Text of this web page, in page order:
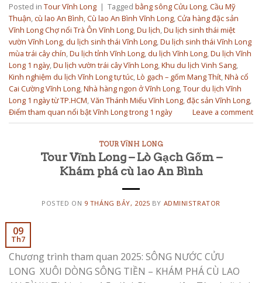
Posted in Tour Vĩnh Long | Tagged bằng sông Cửu Long,Cầu Mỹ
Thuận,cù lao An Bình,Cù lao An Bình Vĩnh Long,Cửa hàng đặc sản
Vĩnh Long Chợ nổi Trà Ôn Vĩnh Long,Du lịch,Du lịch sinh thái miệt
vườn Vĩnh Long, du lịch sinh thái Vĩnh Long,Du lịch sinh thái Vĩnh Long
mùa trái cây chín,Du lịch tỉnh Vĩnh Long, du lịch Vĩnh Long,Du lịch Vĩnh
Long 1 ngày,Du lịch vườn trái cây Vĩnh Long,Khu du lịch Vinh Sang,
Kinh nghiệm du lịch Vĩnh Long tự túc,Lò gạch – gốm Mang Thít,Nhà cổ
Cai Cường Vĩnh Long,Nhà hàng ngon ở Vĩnh Long,Tour du lịch Vĩnh
Long 1 ngày từ TP.HCM,Văn Thánh Miếu Vĩnh Long,đặc sản Vĩnh Long,
Điểm tham quan nổi bật Vĩnh Long trong 1 ngày
Leave a comment
TOUR VĨNH LONG
Tour Vĩnh Long – Lò Gạch Gốm –
Khám phá cù lao An Bình
POSTED ON 9 THÁNG BẢY, 2025 BY ADMINISTRATOR
09
Th7
Chương trình tham quan 2025: SÔNG NƯỚC CỬU
LONG XUÔI DÒNG SÔNG TIỀN – KHÁM PHÁ CÙ LAO